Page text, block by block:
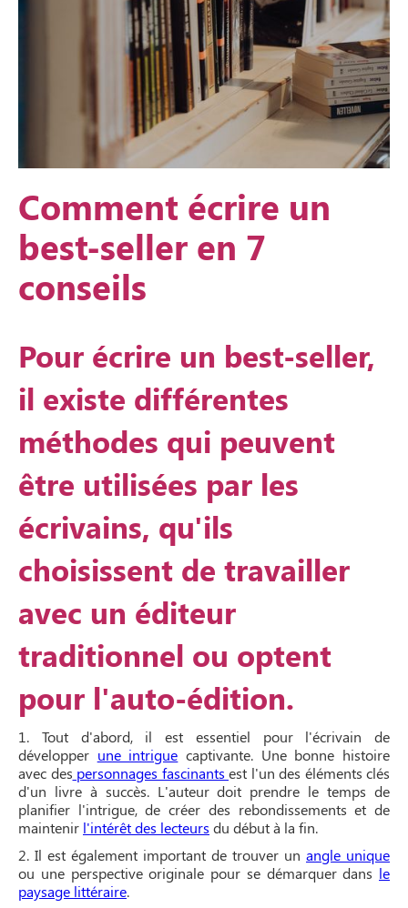
Comment écrire un
best-seller en 7
conseils
Pour écrire un best-seller,
il existe différentes
méthodes qui peuvent
être utilisées par les
écrivains, qu'ils
choisissent de travailler
avec un éditeur
traditionnel ou optent
pour l'auto-édition.
1. Tout d'abord, il est essentiel pour l'écrivain de
développer une intrigue captivante. Une bonne histoire
avec des personnages fascinants est l'un des éléments clés
d'un livre à succès. L'auteur doit prendre le temps de
planifier l'intrigue, de créer des rebondissements et de
maintenir l'intérêt des lecteurs du début à la fin.
2. Il est également important de trouver un angle unique
ou une perspective originale pour se démarquer dans le
paysage littéraire.